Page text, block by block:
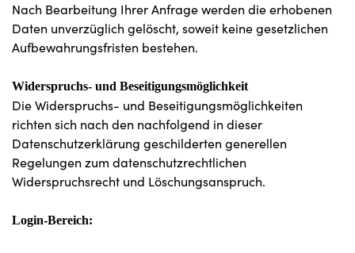
Nach Bearbeitung Ihrer Anfrage werden die erhobenen
Daten unverzüglich gelöscht, soweit keine gesetzlichen
Aufbewahrungsfristen bestehen.
Widerspruchs- und Beseitigungsmöglichkeit
Die Widerspruchs- und Beseitigungsmöglichkeiten
richten sich nach den nachfolgend in dieser
Datenschutzerklärung geschilderten generellen
Regelungen zum datenschutzrechtlichen
Widerspruchsrecht und Löschungsanspruch.
Login-Bereich: